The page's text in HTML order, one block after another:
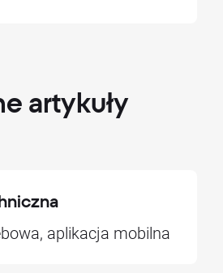
artykuły
aplikacja mobilna